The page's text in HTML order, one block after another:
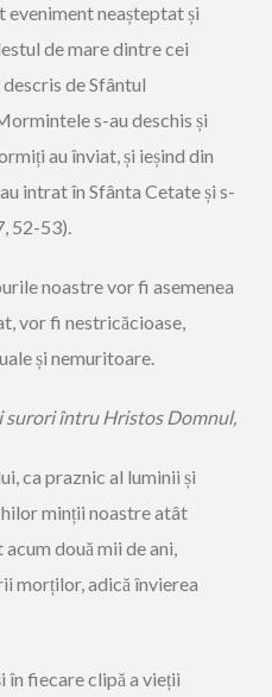
eveniment neașteptat și
de mare dintre cei
de Sfântul
s-au deschis și
au înviat, și ieșind din
intrat în Sfânta Cetate și s-
52-53).
noastre vor fi asemenea
vor fi nestricăcioase,
și nemuritoare.
surori întru Hristos Domnul,
ca praznic al luminii și
minții noastre atât
două mii de ani,
morților, adică învierea
în fiecare clipă a vieții